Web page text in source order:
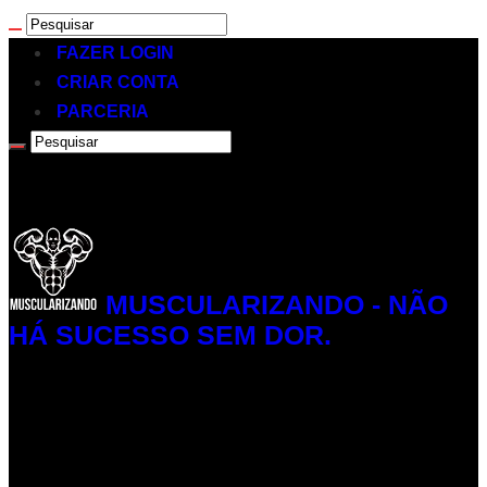
FAZER LOGIN
CRIAR CONTA
PARCERIA
MUSCULARIZANDO - NÃO
HÁ SUCESSO SEM DOR.